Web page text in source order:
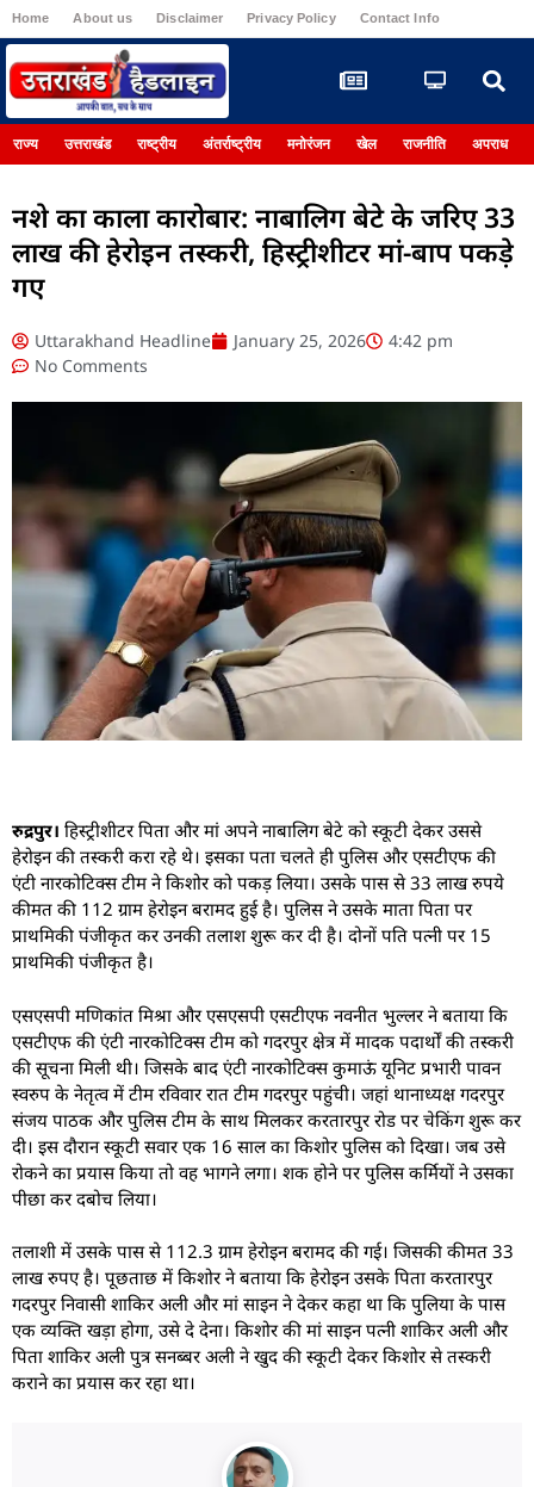
Home About us Disclaimer Privacy Policy Contact Info
राज्य उत्तराखंड राष्ट्रीय अंतर्राष्ट्रीय मनोरंजन खेल राजनीति अपराध
नशे का काला कारोबार: नाबालिग बेटे के जरिए 33
लाख की हेरोइन तस्करी, हिस्ट्रीशीटर मां-बाप पकड़े
गए
Uttarakhand Headline January 25, 2026
4:42 pm
No Comments
रुद्रपुर। हिस्ट्रीशीटर पिता और मां अपने नाबालिग बेटे को स्कूटी देकर उससे
हेरोइन की तस्करी करा रहे थे। इसका पता चलते ही पुलिस और एसटीएफ की
एंटी नारकोटिक्स टीम ने किशोर को पकड़ लिया। उसके पास से 33 लाख रुपये
कीमत की 112 ग्राम हेरोइन बरामद हुई है। पुलिस ने उसके माता पिता पर
प्राथमिकी पंजीकृत कर उनकी तलाश शुरू कर दी है। दोनों पति पत्नी पर 15
प्राथमिकी पंजीकृत है।
एसएसपी मणिकांत मिश्रा और एसएसपी एसटीएफ नवनीत भुल्लर ने बताया कि
एसटीएफ की एंटी नारकोटिक्स टीम को गदरपुर क्षेत्र में मादक पदार्थों की तस्करी
की सूचना मिली थी। जिसके बाद एंटी नारकोटिक्स कुमाऊं यूनिट प्रभारी पावन
स्वरुप के नेतृत्व में टीम रविवार रात टीम गदरपुर पहुंची। जहां थानाध्यक्ष गदरपुर
संजय पाठक और पुलिस टीम के साथ मिलकर करतारपुर रोड पर चेकिंग शुरू कर
दी। इस दौरान स्कूटी सवार एक 16 साल का किशोर पुलिस को दिखा। जब उसे
रोकने का प्रयास किया तो वह भागने लगा। शक होने पर पुलिस कर्मियों ने उसका
पीछा कर दबोच लिया।
तलाशी में उसके पास से 112.3 ग्राम हेरोइन बरामद की गई। जिसकी कीमत 33
लाख रुपए है। पूछताछ में किशोर ने बताया कि हेरोइन उसके पिता करतारपुर
गदरपुर निवासी शाकिर अली और मां साइन ने देकर कहा था कि पुलिया के पास
एक व्यक्ति खड़ा होगा, उसे दे देना। किशोर की मां साइन पत्नी शाकिर अली और
पिता शाकिर अली पुत्र सनब्बर अली ने खुद की स्कूटी देकर किशोर से तस्करी
कराने का प्रयास कर रहा था।